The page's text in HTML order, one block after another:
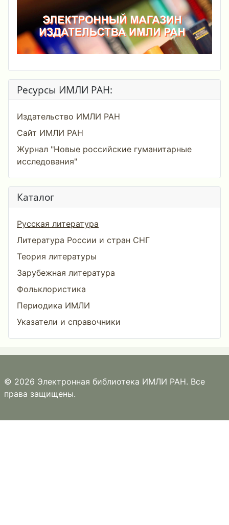
Ресурсы ИМЛИ РАН:
Издательство ИМЛИ РАН
Сайт ИМЛИ РАН
Журнал "Новые российские гуманитарные
исследования"
Каталог
Русская литература
Литература России и стран СНГ
Теория литературы
Зарубежная литература
Фольклористика
Периодика ИМЛИ
Указатели и справочники
© 2026 Электронная библиотека ИМЛИ РАН. Все
права защищены.